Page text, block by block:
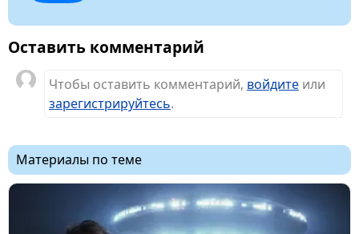
Оставить комментарий
Чтобы оставить комментарий, войдите или
зарегистрируйтесь.
Материалы по теме